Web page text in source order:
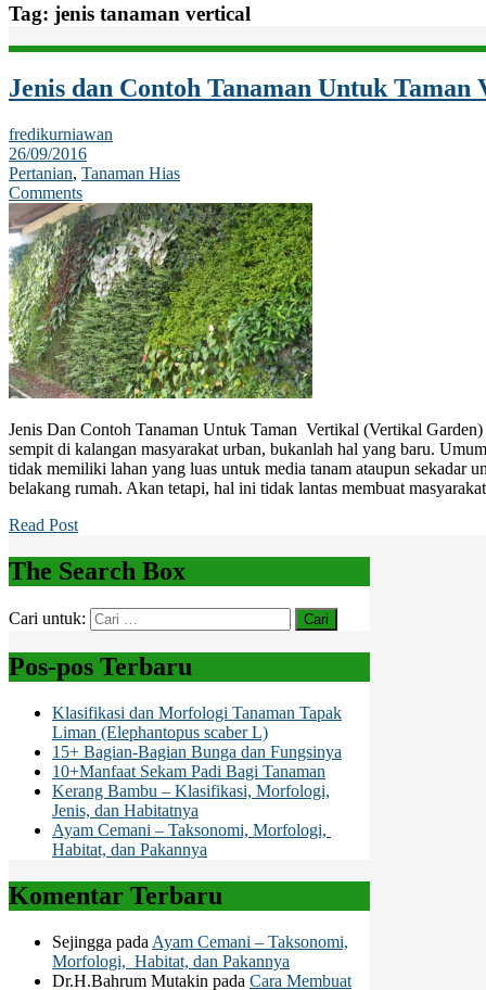
Tag: jenis tanaman vertical
Jenis dan Contoh Tanaman Untuk
fredikurniawan
26/09/2016
Pertanian, Tanaman Hias
Comments
Jenis Dan Contoh Tanaman Untuk Taman Vertikal (Vertikal
sempit di kalangan masyarakat urban, bukanlah hal yang baru.
tidak memiliki lahan yang luas untuk media tanam ataupun sekadar
belakang rumah. Akan tetapi, hal ini tidak lantas membuat
Read Post
The Search Box
Cari untuk:
Pos-pos Terbaru
Klasifikasi dan Morfologi Tanaman Tapak
Liman (Elephantopus scaber L)
15+ Bagian-Bagian Bunga dan Fungsinya
10+Manfaat Sekam Padi Bagi Tanaman
Kerang Bambu – Klasifikasi, Morfologi,
Jenis, dan Habitatnya
Ayam Cemani – Taksonomi, Morfologi,
Habitat, dan Pakannya
Komentar Terbaru
Sejingga pada Ayam Cemani – Taksonomi,
Morfologi, Habitat, dan Pakannya
Dr.H.Bahrum Mutakin pada Cara Membuat